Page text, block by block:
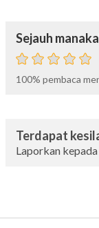
Sejauh
100% pembaca
Terdapat
Laporkan